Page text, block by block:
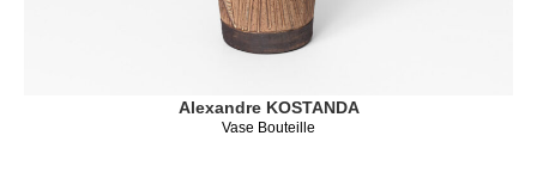
Alexandre KOSTANDA
Vase Bouteille